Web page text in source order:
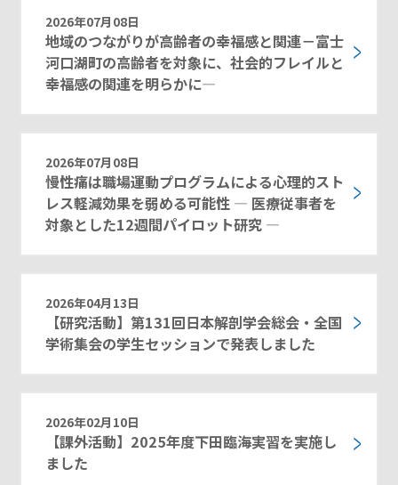
2026年07月08日
地域のつながりが高齢者の幸福感と関連－富士
河口湖町の高齢者を対象に、社会的フレイルと
幸福感の関連を明らかに―
2026年07月08日
慢性痛は職場運動プログラムによる心理的スト
レス軽減効果を弱める可能性 ― 医療従事者を
対象とした12週間パイロット研究 ―
2026年04月13日
【研究活動】第131回日本解剖学会総会・全国
学術集会の学生セッションで発表しました
2026年02月10日
【課外活動】2025年度下田臨海実習を実施し
ました